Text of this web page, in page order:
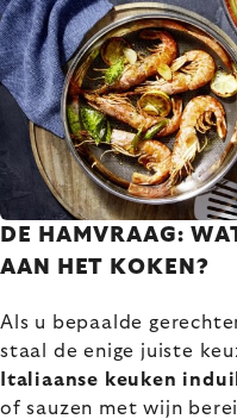
DE HAMVRAAG:
AAN HET KOKEN?
Als u bepaalde
staal de enige juiste
Italiaanse keuken
of sauzen met wijn